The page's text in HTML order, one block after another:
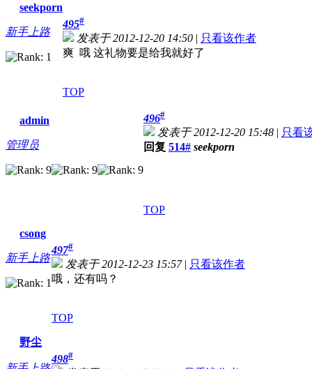
seekporn
新手上路
495#
发表于 2012-12-20 14:50 | 只看该作者
爽 哦 这礼物要是给我就好了
TOP
admin
管理员
496#
发表于 2012-12-20 15:48 | 只看
回复 514# seekporn
TOP
csong
新手上路
497#
发表于 2012-12-23 15:57| 只看该作者
哦，还有吗？
TOP
野尘
498#